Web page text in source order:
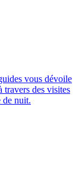
vous dévoile
travers des visites
de nuit.